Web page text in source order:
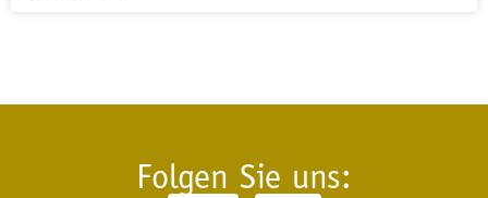
Folgen Sie uns: